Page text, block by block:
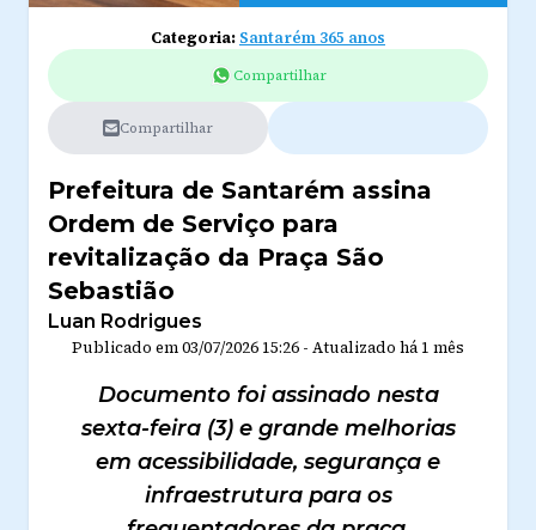
Categoria: Santarém 365 anos
Compartilhar
Compartilhar
Prefeitura de Santarém assina
Ordem de Serviço para
revitalização da Praça São
Sebastião
Luan Rodrigues
Publicado em03/07/2026 15:26 - Atualizado há 1 mês
Documento foi assinado nesta
sexta-feira (3) e grande melhorias
em acessibilidade, segurança e
infraestrutura para os